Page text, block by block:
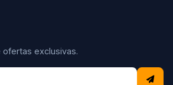
exclusivas.